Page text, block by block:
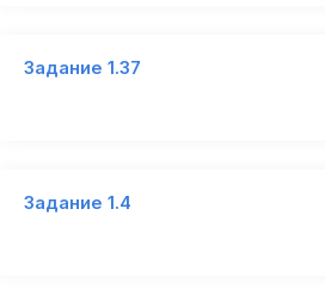
Задание 1.37
Задание 1.4